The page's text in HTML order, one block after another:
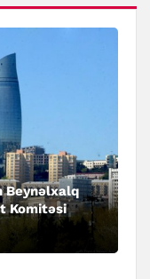
Beynəlxalq
Komitəsi